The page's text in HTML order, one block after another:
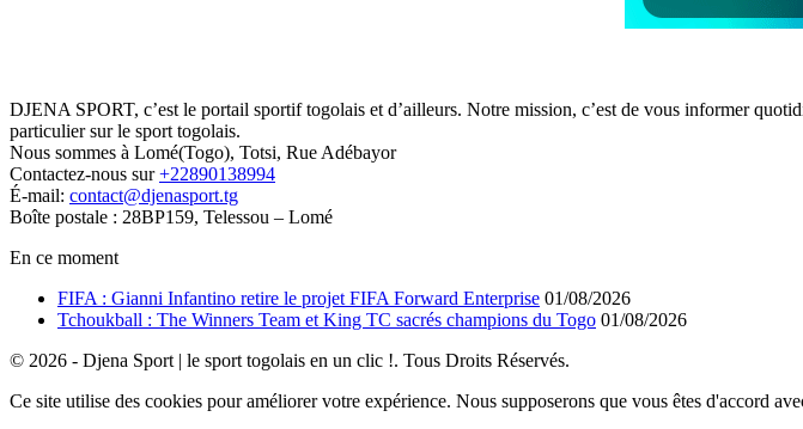
DJENA SPORT, c’est le portail sportif togolais et d’ailleurs. Notre mission, c’est de vous informer
particulier sur le sport togolais.
Nous sommes à Lomé(Togo), Totsi, Rue Adébayor
Contactez-nous sur+22890138994
É-mail: contact@djenasport.tg
Boîte postale : 28BP159, Telessou – Lomé
En ce moment
FIFA : Gianni Infantino retire le projet FIFA Forward Enterprise 01/08/2026
Tchoukball : The Winners Team et King TC sacrés champions du Togo 01/08/2026
© 2026 - Djena Sport | le sport togolais en un clic !. Tous Droits Réservés.
Ce site utilise des cookies pour améliorer votre expérience. Nous supposerons que vous êtes d'accord